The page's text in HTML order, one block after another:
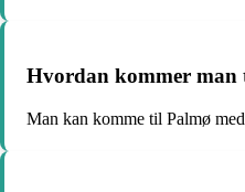
Hvordan kommer
Man kan komme til Palmø